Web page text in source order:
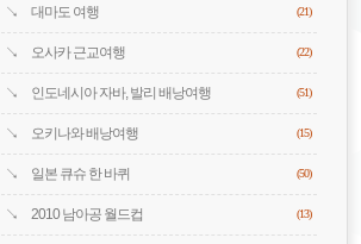
대마도 여행 (21)
오사카 근교여행 (22)
인도네시아 자바, 발리 배낭여행 (51)
오키나와 배낭여행 (15)
일본 큐슈 한 바퀴 (50)
2010 남아공 월드컵 (13)